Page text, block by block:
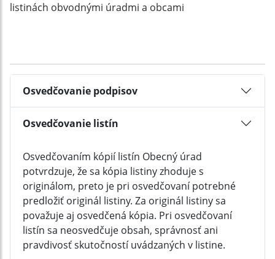
listinách obvodnými úradmi a obcami
Osvedčovanie podpisov
Osvedčovanie listín
Osvedčovaním kópií listín Obecný úrad
potvrdzuje, že sa kópia listiny zhoduje s
originálom, preto je pri osvedčovaní potrebné
predložiť originál listiny. Za originál listiny sa
považuje aj osvedčená kópia. Pri osvedčovaní
listín sa neosvedčuje obsah, správnosť ani
pravdivosť skutočností uvádzaných v listine.